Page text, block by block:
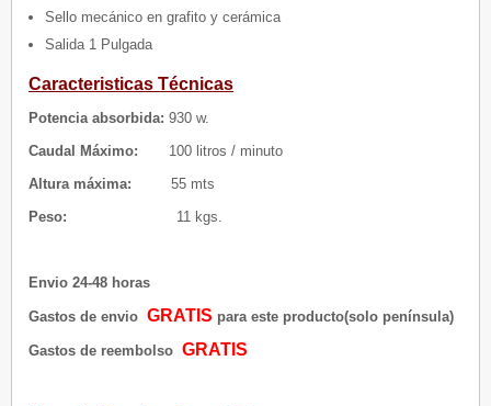
Sello mecánico en grafito y cerámica
Salida 1 Pulgada
Caracteristicas Técnicas
Potencia absorbida: 930 w.
Caudal Máximo: 100 litros / minuto
Altura máxima: 55 mts
Peso: 11 kgs.
Envio 24-48 horas
Gastos de envio GRATIS para este producto(solo península)
Gastos de reembolso GRATIS